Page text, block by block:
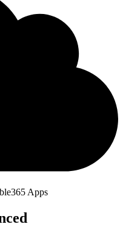
Apps